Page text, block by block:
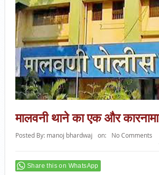
मालवनी थाने का एक और कारनामा
Posted By: manoj bhardwaj on:
No Comments
Share this on WhatsApp